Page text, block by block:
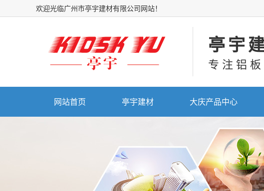
欢迎光临广州市亭宇建材有限公司网站！
亭宇
专注铝
网站首页 亭宇建材 大庆产品中心